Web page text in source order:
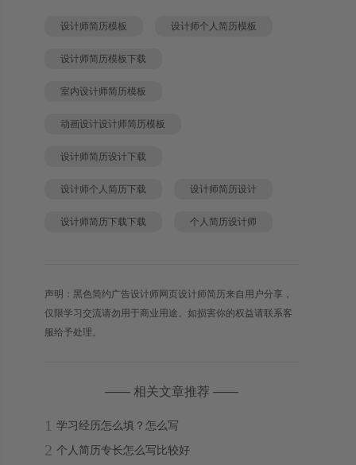
设计师简历模板 设计师个人简历模板
设计师简历模板下载
室内设计师简历模板
动画设计设计师简历模板
设计师简历设计下载
设计师个人简历下载 设计师简历设计
设计师简历下载下载 个人简历设计师
声明：黑色简约广告设计师网页设计师简历来自用户分享，
仅限学习交流请勿用于商业用途。如损害你的权益请联系客
服给予处理。
—— 相关文章推荐 ——
1 学习经历怎么填？怎么写
2 个人简历专长怎么写比较好